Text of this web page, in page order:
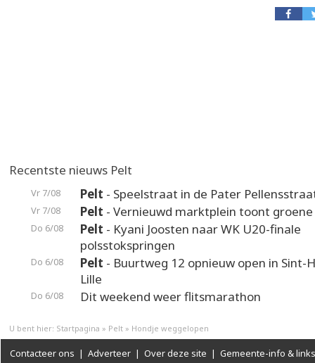
Recentste nieuws Pelt
Vr 7/08 Pelt - Speelstraat in de Pater
Vr 7/08 Pelt - Vernieuwd marktplein toont
Do 6/08 Pelt - Kyani Joosten naar WK U20-finale
polsstokspringen
Do 6/08 Pelt - Buurtweg 12 opnieuw open in Sint-
Lille
Do 6/08 Dit weekend weer flitsmarathon
U bent hier: Startpagina » Pelt » Hondje weggelopen
Contacteer ons | Adverteer | Over deze site | Gemeente-info & links